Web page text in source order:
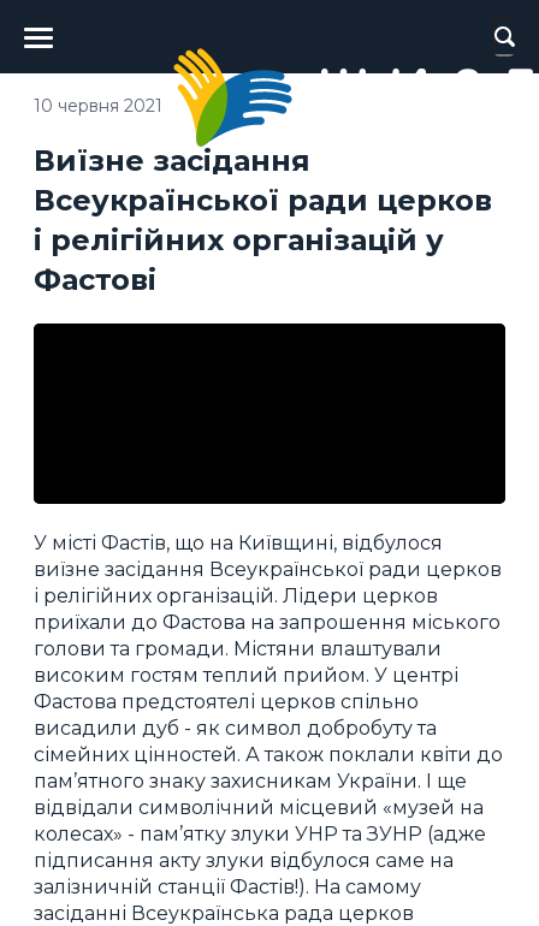
Головне
меню
Виїзне засідання
Всеукраїнської ради церков
і релігійних організацій у
Фастові
10 червня 2021
У місті Фастів, що на Київщині, відбулося
виїзне засідання Всеукраїнської ради церков
і релігійних організацій. Лідери церков
приїхали до Фастова на запрошення міського
голови та громади. Містяни влаштували
високим гостям теплий прийом. У центрі
Фастова предстоятелі церков спільно
висадили дуб - як символ добробуту та
сімейних цінностей. А також поклали квіти до
пам’ятного знаку захисникам України. І ще
відвідали символічний місцевий «музей на
колесах» - пам’ятку злуки УНР та ЗУНР (адже
підписання акту злуки відбулося саме на
залізничній станції Фастів!). На самому
засіданні Всеукраїнська рада церков